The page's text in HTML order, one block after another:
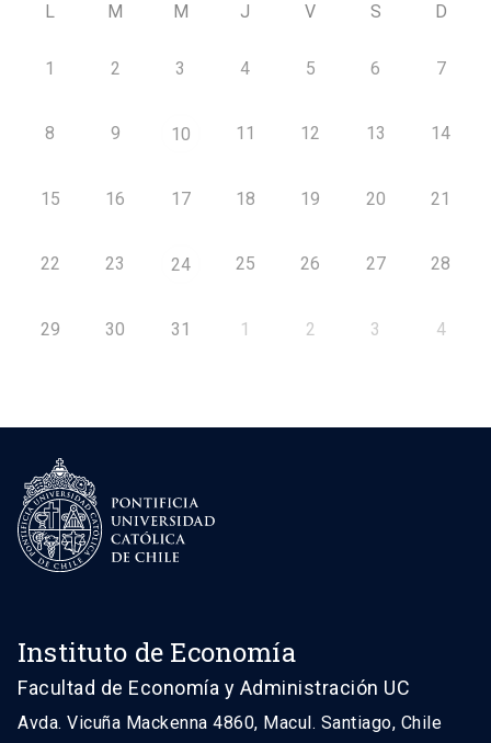
L M M J V S D
1 2 3 4 5 6 7
8 9 10 11 12 13 14
15 16 17 18 19 20 21
22 23 24 25 26 27 28
29 30 31 1 2 3 4
Instituto de Economía
Facultad de Economía y Administración UC
Avda. Vicuña Mackenna 4860, Macul. Santiago, Chile